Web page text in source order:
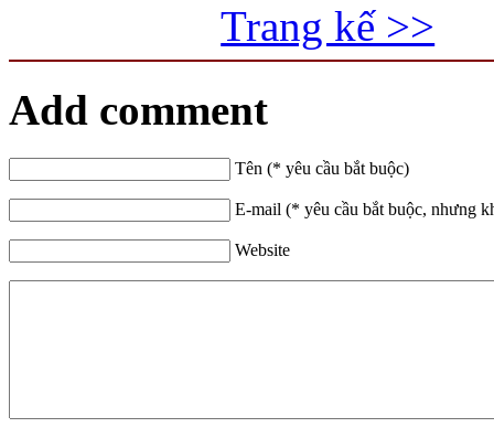
Trang kế >>
Add comment
Tên (* yêu cầu bắt buộc)
E-mail (* yêu cầu bắt buộc, nhưng
Website